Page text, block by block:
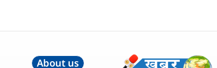
About us